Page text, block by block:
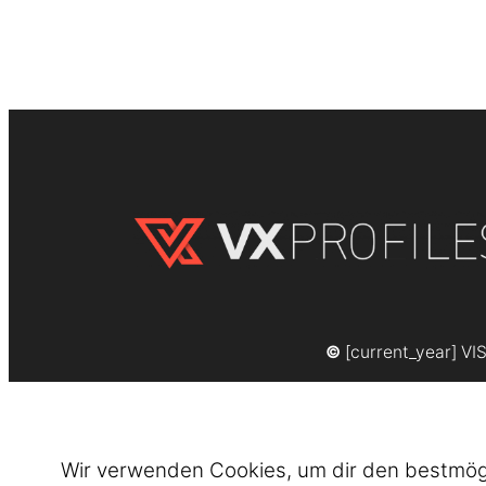
© [current_year]
Wir verwenden Cookies, um dir den